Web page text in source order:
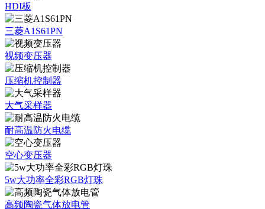
HDI板
三菱A1S61PN
视频变压器
压缩机控制器
大气采样器
耐高温防火电缆
空心变压器
5w大功率全彩RGB灯珠
高频陶瓷气体放电管